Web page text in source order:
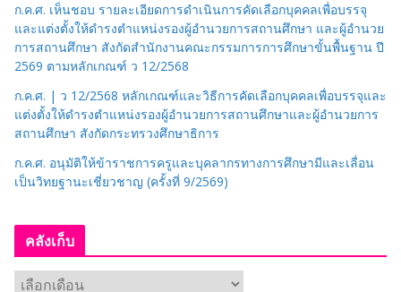
ก.ค.ศ. เห็นชอบ รายละเอียดการดำเนินการคัดเลือกบุคคลเพื่อบรรจุ
และแต่งตั้งให้ดำรงตำแหน่งรองผู้อำนวยการสถานศึกษา และผู้อำนวย
การสถานศึกษา สังกัดสำนักงานคณะกรรมการการศึกษาขั้นพื้นฐาน ปี
2569 ตามหลักเกณฑ์ ว 12/2568
ก.ค.ศ. | ว 12/2568 หลักเกณฑ์และวิธีการคัดเลือกบุคคลเพื่อบรรจุและ
แต่งตั้งให้ดำรงตำแหน่งรองผู้อำนวยการสถานศึกษาและผู้อำนวยการ
สถานศึกษา สังกัดกระทรวงศึกษาธิการ
ก.ค.ศ. อนุมัติให้ข้าราชการครูและบุคลากรทางการศึกษามีและเลื่อน
เป็นวิทยฐานะเชี่ยวชาญ (ครั้งที่ 9/2569)
คลังเก็บ